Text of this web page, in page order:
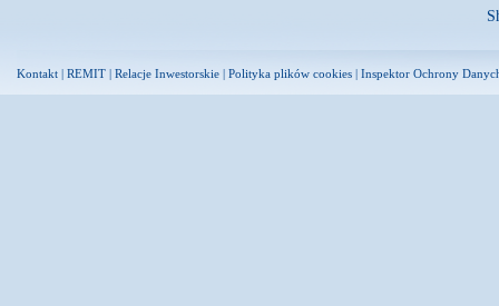
Kontakt | REMIT | Relacje Inwestorskie | Polityka plików cookies | Inspektor Ochrony